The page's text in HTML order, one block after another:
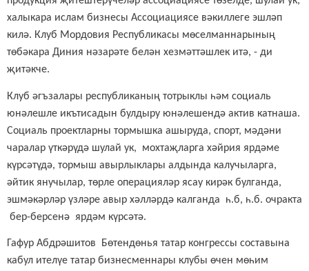
халыкара ислам бизнесы Ассоциациясе вәкиллеге эшләп
килә. Клуб Мордовия Республикасы мөселманнарының
төбәкара Диния нәзарәте белән хезмәттәшлек итә, - ди
җитәкче.
Клуб әгъзалары республиканың тотрыклы һәм социаль
юнәлешле икътисадын булдыру юнәлешендә актив катнаша.
Социаль проектларны тормышка ашыруда, спорт, мәдәни
чаралар үткәрүдә шулай ук, мохтаҗларга хәйрия ярдәме
күрсәтүдә, тормыш авырлыклары алдында калучыларга,
әйтик янучылар, төрле операцияләр ясау кирәк булганда,
эшмәкәрләр үзләре авыр хәлләрдә калганда һ.б, һ.б. очракта
бер-берсенә ярдәм күрсәтә.
Гафур Абдрәшитов Бөтендөнья татар конгрессы составына
кабул ителүе татар бизнесменнары клубы өчен мөһим